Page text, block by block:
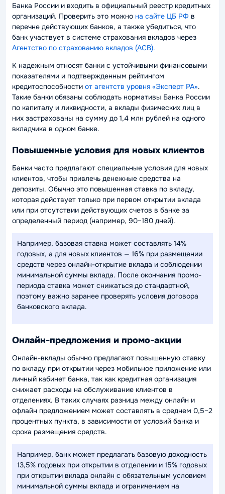
Банка России и входить в официальный реестр кредитных
организаций. Проверить это можно на сайте ЦБ РФ в
перечне действующих банков, а также убедиться, что
банк участвует в системе страхования вкладов через
Агентство по страхованию вкладов (АСВ).
К надежным относят банки с устойчивыми финансовыми
показателями и подтвержденным рейтингом
кредитоспособности от агентств уровня «Эксперт РА».
Такие банки обязаны соблюдать нормативы Банка России
по капиталу и ликвидности, а вклады физических лиц в
них застрахованы на сумму до 1,4 млн рублей на одного
вкладчика в одном банке.
Повышенные условия для новых клиентов
Банки часто предлагают специальные условия для новых
клиентов, чтобы привлечь денежные средства на
депозиты. Обычно это повышенная ставка по вкладу,
которая действует только при первом открытии вклада
или при отсутствии действующих счетов в банке за
определенный период (например, 90–180 дней).
Например, базовая ставка может составлять 14%
годовых, а для новых клиентов — 16% при размещении
средств через онлайн-открытие вклада и соблюдении
минимальной суммы вклада. После окончания промо-
периода ставка может снижаться до стандартной,
поэтому важно заранее проверять условия договора
банковского вклада.
Онлайн-предложения и промо-акции
Онлайн-вклады обычно предлагают повышенную ставку
по вкладу при открытии через мобильное приложение или
личный кабинет банка, так как кредитная организация
снижает расходы на обслуживание клиентов в
отделениях. В таких случаях разница между онлайн и
офлайн предложением может составлять в среднем 0,5–2
процентных пункта, в зависимости от условий банка и
срока размещения средств.
Например, банк может предлагать базовую доходность
13,5% годовых при открытии в отделении и 15% годовых
при открытии вклада онлайн с обязательным условием
минимальной суммы вклада и ограничением на